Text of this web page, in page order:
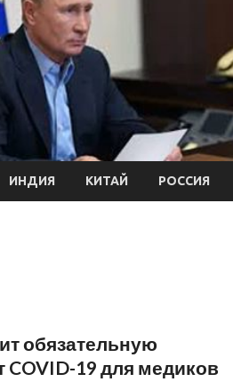
ИНДИЯ КИТАЙ РОССИЯ
обязательную
COVID-19 для медиков